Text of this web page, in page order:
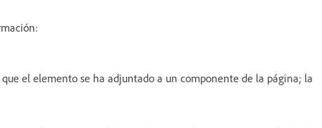
el elemento se ha adjuntado a un componente de la página; la